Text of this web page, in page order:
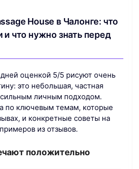
House в Чалонге: что
и что нужно знать перед
оценкой 5/5 рисуют очень
это небольшая, частная
сильным личным подходом.
по ключевым темам, которые
и конкретные советы на
из отзывов.
положительно